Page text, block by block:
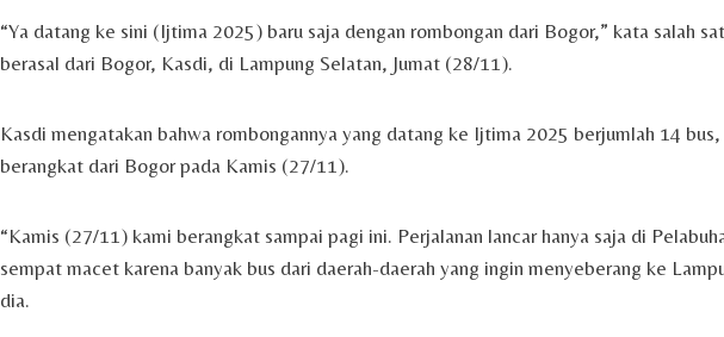
“Ya datang ke sini (Ijtima 2025) baru saja dengan rombongan dari Bogor,” kata salah
berasal dari Bogor, Kasdi, di Lampung Selatan, Jumat (28/11).
Kasdi mengatakan bahwa rombongannya yang datang ke Ijtima 2025 berjumlah 14 bus,
berangkat dari Bogor pada Kamis (27/11).
“Kamis (27/11) kami berangkat sampai pagi ini. Perjalanan lancar hanya saja di
sempat macet karena banyak bus dari daerah-daerah yang ingin menyeberang ke
dia.